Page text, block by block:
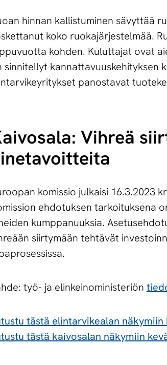
hinnan kallistuminen sävyttää
koko ruokajärjestelmää.
kohden. Kuluttajat ovat
sinnitellyt kannattavuuskehityksen
panostavat
Vihreä
komissio julkaisi 16.3.2023
ehdotuksen tarkoituksena
kumppanuuksia.
siirtymään tehtävät
työ- ja elinkeinoministeriön
tästä elintarvikealan näkymiin
tästä kaivosalan näkymiin